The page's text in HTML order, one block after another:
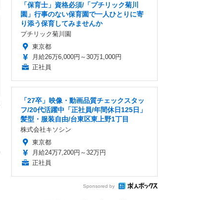
「保育士」資格必須/「プチリック菊川
園」行事のない保育園で一人ひとりに寄
り添う保育してみませんか
プチリック菊川園
東京都
月給26万6,000円～30万1,000円
正社員
「27卒」映像・動画品質チェックスタッ
フ/20代活躍中「正社員/年間休日125日」
髪型・服装自由/台東区東上野1丁目
株式会社キソシン
東京都
月給24万7,200円～32万円
正社員
Sponsored by